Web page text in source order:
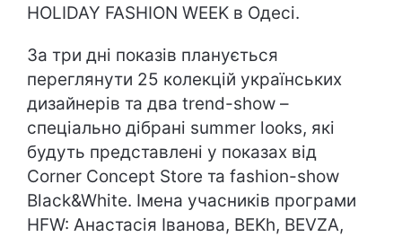
HOLIDAY FASHION WEEK в Одесі.
За три дні показів планується
переглянути 25 колекцій українських
дизайнерів та два trend-show –
спеціально дібрані summer looks, які
будуть представлені у показах від
Corner Concept Store та fashion-show
Black&White. Імена учасників програми
HFW: Анастасія Іванова, BEKh, BEVZA,